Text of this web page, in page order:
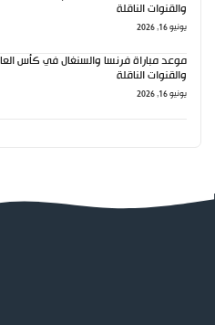
والقنوات الناقلة
يونيو 16, 2026
والقنوات الناقلة
يونيو 16, 2026